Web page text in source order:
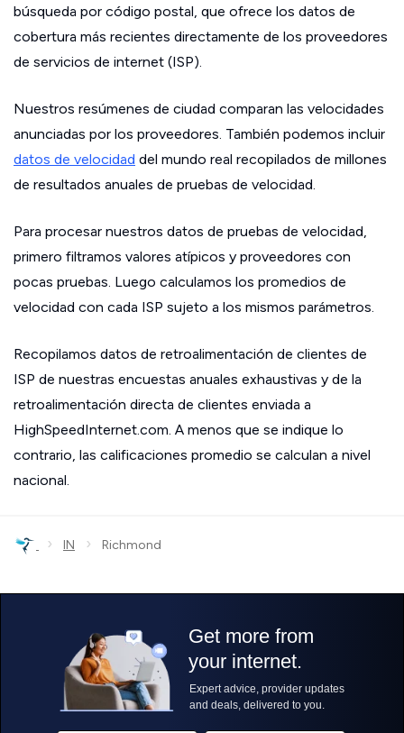
búsqueda por código postal, que ofrece los datos de
cobertura más recientes directamente de los proveedores
de servicios de internet (ISP).
Nuestros resúmenes de ciudad comparan las velocidades
anunciadas por los proveedores. También podemos incluir
datos de velocidad del mundo real recopilados de millones
de resultados anuales de pruebas de velocidad.
Para procesar nuestros datos de pruebas de velocidad,
primero filtramos valores atípicos y proveedores con
pocas pruebas. Luego calculamos los promedios de
velocidad con cada ISP sujeto a los mismos parámetros.
Recopilamos datos de retroalimentación de clientes de
ISP de nuestras encuestas anuales exhaustivas y de la
retroalimentación directa de clientes enviada a
HighSpeedInternet.com. A menos que se indique lo
contrario, las calificaciones promedio se calculan a nivel
nacional.
› IN › Richmond